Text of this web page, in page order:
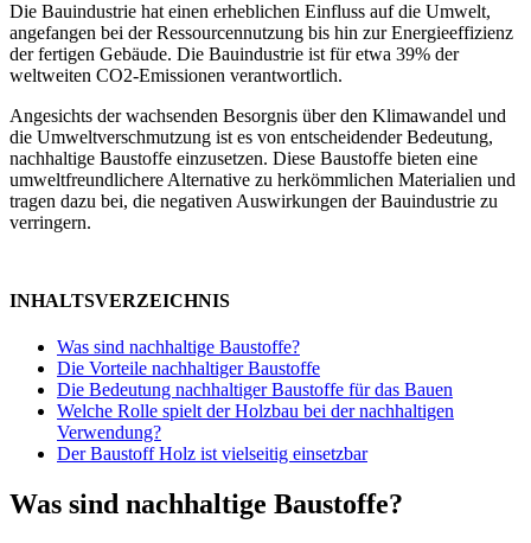
Die Bauindustrie hat einen erheblichen Einfluss auf die Umwelt,
angefangen bei der Ressourcennutzung bis hin zur Energieeffizienz
der fertigen Gebäude. Die Bauindustrie ist für etwa 39% der
weltweiten CO2-Emissionen verantwortlich.
Angesichts der wachsenden Besorgnis über den Klimawandel und
die Umweltverschmutzung ist es von entscheidender Bedeutung,
nachhaltige Baustoffe einzusetzen. Diese Baustoffe bieten eine
umweltfreundlichere Alternative zu herkömmlichen Materialien und
tragen dazu bei, die negativen Auswirkungen der Bauindustrie zu
verringern.
INHALTSVERZEICHNIS
Was sind nachhaltige Baustoffe?
Die Vorteile nachhaltiger Baustoffe
Die Bedeutung nachhaltiger Baustoffe für das Bauen
Welche Rolle spielt der Holzbau bei der nachhaltigen
Verwendung?
Der Baustoff Holz ist vielseitig einsetzbar
Was sind nachhaltige Baustoffe?